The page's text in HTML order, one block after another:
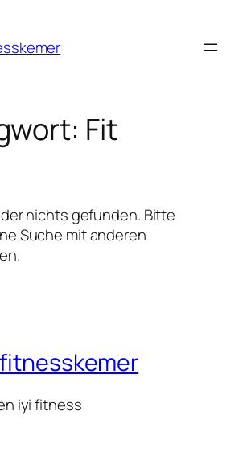
Fit
nichts gefunden. Bitte
Suche mit anderen
iyi fitness